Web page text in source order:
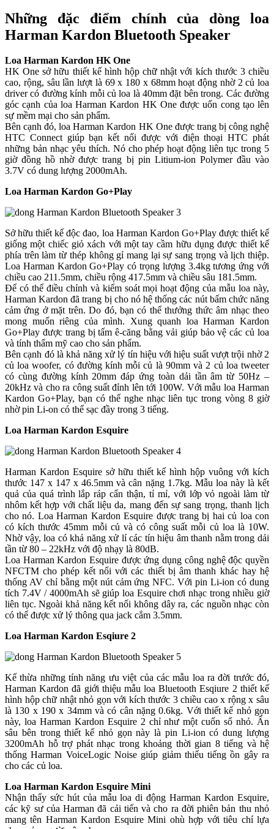
Những đặc điểm chính của dòng loa
Harman Kardon Bluetooth Speaker
Loa Harman Kardon HK One
HK One sở hữu thiết kế hình hộp chữ nhật với kích thước 3 chiều
cao, rộng, sâu lần lượt là 69 x 180 x 68mm hoạt động nhờ 2 củ loa
driver có đường kính mỗi củ loa là 40mm đặt bên trong. Các đường
góc cạnh của loa Harman Kardon HK One được uốn cong tạo lên
sự mềm mại cho sản phẩm.
Bên cạnh đó, loa Harman Kardon HK One được trang bị công nghệ
HTC Connect giúp bạn kết nối được với điện thoại HTC phát
những bản nhạc yêu thích. Nó cho phép hoạt động liên tục trong 5
giờ đồng hồ nhờ được trang bị pin Litium-ion Polymer đầu vào
3.7V có dung lượng 2000mAh.
Loa Harman Kardon Go+Play
Sở hữu thiết kế độc đao, loa Harman Kardon Go+Play được thiết kế
giống một chiếc giỏ xách với một tay cầm hữu dụng được thiết kế
phía trên làm từ thép không gỉ mang lại sự sang trọng và lịch thiệp.
Loa Harman Kardon Go+Play có trọng lượng 3.4kg tương ứng với
chiều cao 211.5mm, chiều rộng 417.5mm và chiều sâu 181.5mm.
Để có thể điều chỉnh và kiểm soát mọi hoạt động của mẫu loa này,
Harman Kardon đã trang bị cho nó hệ thống các nút bấm chức năng
cảm ứng ở mặt trên. Do đó, bạn có thể thưởng thức âm nhạc theo
mong muốn riêng của mình. Xung quanh loa Harman Kardon
Go+Play được trang bị tấm ê-căng bằng vải giúp bảo vệ các củ loa
và tính thẩm mỹ cao cho sản phẩm.
Bên cạnh đó là khả năng xử lý tín hiệu với hiệu suất vượt trội nhờ 2
củ loa woofer, có đường kính mỗi củ là 90mm và 2 củ loa tweeter
có cùng đường kính 20mm đáp ứng toàn dải tần âm từ 50Hz –
20kHz và cho ra công suất đỉnh lên tới 100W. Với mẫu loa Harman
Kardon Go+Play, bạn có thể nghe nhạc liên tục trong vòng 8 giờ
nhờ pin Li-on có thể sạc đầy trong 3 tiếng.
Loa Harman Kardon Esquire
Harman Kardon Esquire sở hữu thiết kế hình hộp vuông với kích
thước 147 x 147 x 46.5mm và cân nặng 1.7kg. Mẫu loa này là kết
quả của quá trình lắp ráp cẩn thận, tỉ mỉ, với lớp vỏ ngoài làm từ
nhôm kết hợp với chất liệu da, mang đến sự sang trọng, thanh lịch
cho nó. Loa Harman Kardon Esquire được trang bị hai củ loa con
có kích thước 45mm mỗi củ và có công suất mỗi củ loa là 10W.
Nhờ vậy, loa có khả năng xử lí các tín hiệu âm thanh nằm trong dải
tần từ 80 – 22kHz với độ nhạy là 80dB.
Loa Harman Kardon Esquire được ứng dụng công nghệ độc quyền
NFCTM cho phép kết nối với các thiết bị âm thanh khác hay hệ
thống AV chỉ bằng một nút cảm ứng NFC. Với pin Li-ion có dung
tích 7.4V / 4000mAh sẽ giúp loa Esquire chơi nhạc trong nhiều giờ
liên tục. Ngoài khả năng kết nối không dây ra, các nguồn nhạc còn
có thể được xử lý thông qua jack cắm 3.5mm.
Loa Harman Kardon Esqiure 2
Kế thừa những tính năng ưu việt của các mẫu loa ra đời trước đó,
Harman Kardon đã giới thiệu mẫu loa Bluetooth Esqiure 2 thiết kế
hình hộp chữ nhật nhỏ gọn với kích thước 3 chiều cao x rộng x sâu
là 130 x 190 x 34mm và có cân nặng 0.6kg. Với thiết kế nhỏ gọn
này, loa Harman Kardon Esquire 2 chỉ như một cuốn sổ nhỏ. Ẩn
sâu bên trong thiết kế nhỏ gọn này là pin Li-ion có dung lượng
3200mAh hỗ trợ phát nhạc trong khoảng thời gian 8 tiếng và hệ
thống Harman VoiceLogic Noise giúp giảm thiểu tiếng ồn gây ra
cho các củ loa.
Loa Harman Kardon Esquire Mini
Nhận thấy sức hút của mẫu loa di động Harman Kardon Esquire,
các kỹ sư của Harman đã cải tiến và cho ra đời phiên bản thu nhỏ
mang tên Harman Kardon Esquire Mini ohù hợp với tiêu chí lựa